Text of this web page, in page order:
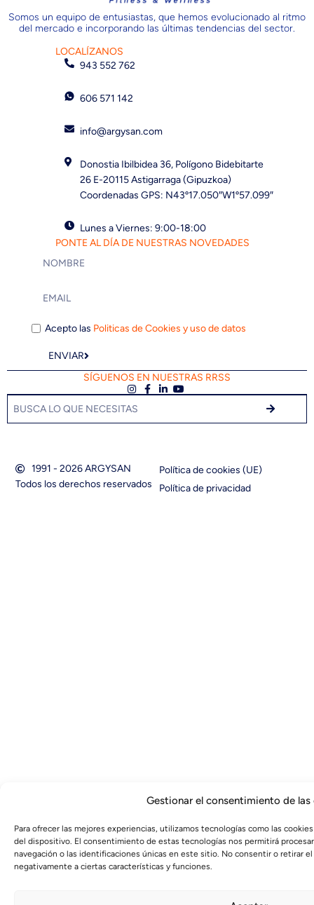
Gestionar el consentimiento de las
Para ofrecer las mejores experiencias, utilizamos tecnologías como las
del dispositivo. El consentimiento de estas tecnologías nos permitirá
navegación o las identificaciones únicas en este sitio. No consentir o retirar
negativamente a ciertas características y funciones.
Somos un equipo de entusiastas, que hemos evolucionado al ritmo
del mercado e incorporando las últimas tendencias del sector.
LOCALÍZANOS
943 552 762
606 571 142
info@argysan.com
Donostia Ibilbidea 36, Polígono Bidebitarte
26 E-20115 Astigarraga (Gipuzkoa)
Coordenadas GPS: N43º17.050″W1º57.099″
Lunes a Viernes: 9:00-18:00
PONTE AL DÍA DE NUESTRAS NOVEDADES
Acepto las Politicas de Cookies y uso de datos
ENVIAR
SÍGUENOS EN NUESTRAS RRSS
1991 - 2026 ARGYSAN
Todos los derechos reservados
Política de cookies (UE)
Política de privacidad